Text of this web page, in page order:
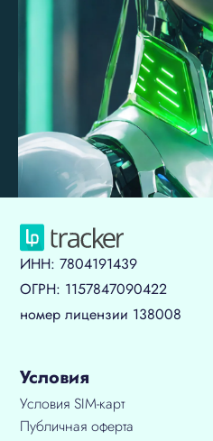
ИНН: 7804191439
ОГРН: 1157847090422
номер лицензии 138008
Условия
Условия SIM-карт
Публичная оферта